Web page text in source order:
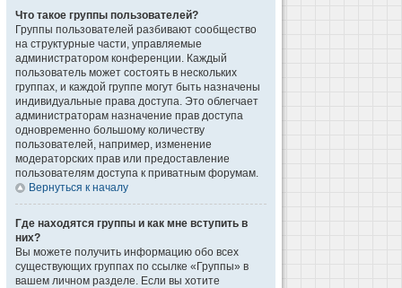
Что такое группы пользователей?
Группы пользователей разбивают сообщество
на структурные части, управляемые
администратором конференции. Каждый
пользователь может состоять в нескольких
группах, и каждой группе могут быть назначены
индивидуальные права доступа. Это облегчает
администраторам назначение прав доступа
одновременно большому количеству
пользователей, например, изменение
модераторских прав или предоставление
пользователям доступа к приватным форумам.
Вернуться к началу
Где находятся группы и как мне вступить в
них?
Вы можете получить информацию обо всех
существующих группах по ссылке «Группы» в
вашем личном разделе. Если вы хотите